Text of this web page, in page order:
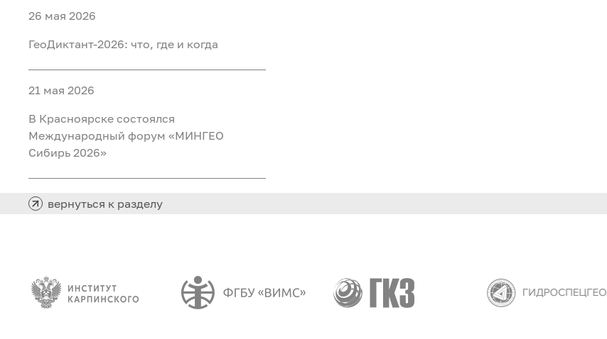
26 мая 2026
ГеоДиктант-2026: что, где и когда
21 мая 2026
В Красноярске состоялся
Международный форум «МИНГЕО
Сибирь 2026»
вернуться к разделу